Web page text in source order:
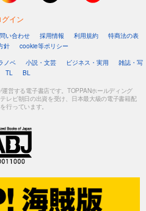
グイン
い合わせ 採用情報 利用規約
特商法の表
針
cookie等ポリシー
ノベ 小説・文芸 ビジネス・実用
雑誌・写
TL BL
営する電子書店です。TOPPANホールディング
レビ朝日の出資を受け、日本最大級の電子書籍配
行っています。